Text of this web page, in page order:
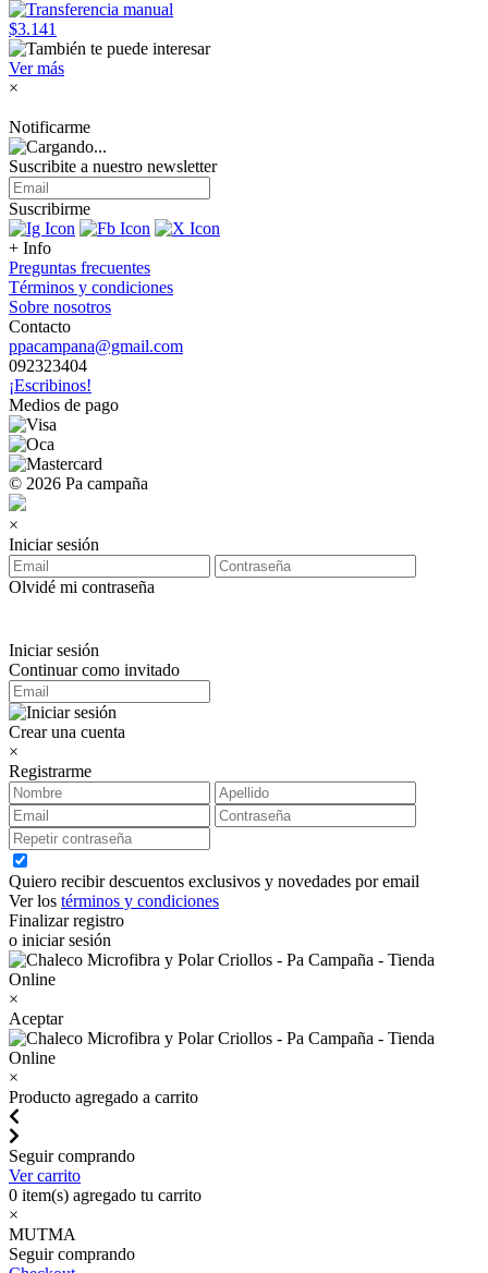
$3.141
Ver más
×
Notificarme
Suscribite a nuestro newsletter
Suscribirme
+ Info
Preguntas frecuentes
Términos y condiciones
Sobre nosotros
Contacto
ppacampana@gmail.com
092323404
¡Escribinos!
Medios de pago
© 2026 Pa campaña
×
Iniciar sesión
Olvidé mi contraseña
Iniciar sesión
Continuar como invitado
Crear una cuenta
×
Registrarme
Quiero recibir descuentos exclusivos y novedades por email
Ver los términos y condiciones
Finalizar registro
o iniciar sesión
×
Aceptar
×
Producto agregado a carrito
Seguir comprando
Ver carrito
0 item(s) agregado tu carrito
×
MUTMA
Seguir comprando